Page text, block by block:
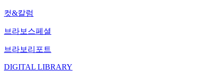
컷&칼럼
브라보스페셜
브라보리포트
DIGITAL LIBRARY